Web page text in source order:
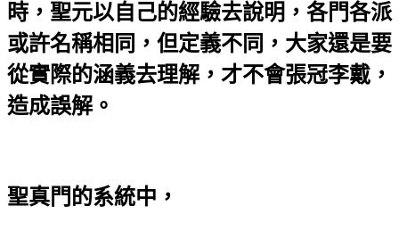
時，聖元以自己的經驗去說明，各門各派
或許名稱相同，但定義不同，大家還是要
從實際的涵義去理解，才不會張冠李戴，
造成誤解。
聖真門的系統中，